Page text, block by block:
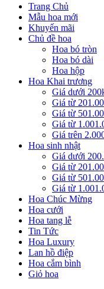
Trang Chủ
Mẫu hoa mới
Khuyến mãi
Chủ đề hoa
Hoa bó tròn
Hoa bó dài
Hoa hộp
Hoa Khai trương
Giá dưới
Giá từ
Giá từ
Giá từ
Giá trên
Hoa sinh nhật
Giá dưới
Giá từ
Giá từ
Giá từ
Hoa Chúc Mừng
Hoa cưới
Hoa tang lễ
Tin Tức
Hoa Luxury
Lan hồ điệp
Hoa cắm bình
Giỏ hoa